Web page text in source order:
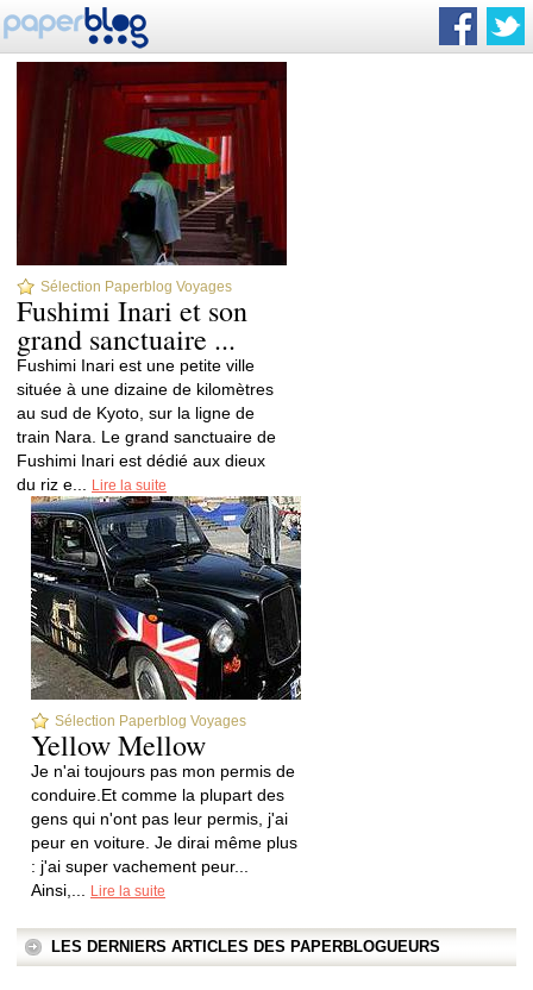
Sélection Paperblog Voyages
Fushimi Inari et son
grand sanctuaire ...
Fushimi Inari est une petite ville
située à une dizaine de kilomètres
au sud de Kyoto, sur la ligne de
train Nara. Le grand sanctuaire de
Fushimi Inari est dédié aux dieux
du riz e...
Lire la suite
Sélection Paperblog Voyages
Yellow Mellow
Je n'ai toujours pas mon permis de
conduire.Et comme la plupart des
gens qui n'ont pas leur permis, j'ai
peur en voiture. Je dirai même plus
: j'ai super vachement peur...
Ainsi,...
Lire la suite
LES DERNIERS ARTICLES DES PAPERBLOGUEURS